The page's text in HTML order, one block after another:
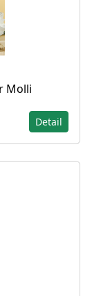
Molli
Detail